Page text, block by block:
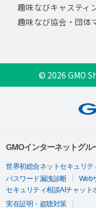
趣味なびキャスティ
趣味なび協会・団体
© 2026 GMO